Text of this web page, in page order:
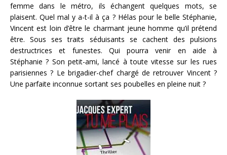
femme dans le métro, ils échangent quelques mots, se
plaisent. Quel mal y a-t-il à ça ? Hélas pour le belle Stéphanie,
Vincent est loin d’être le charmant jeune homme qu’il prétend
être. Sous ses traits séduisants se cachent des pulsions
destructrices et funestes. Qui pourra venir en aide à
Stéphanie ? Son petit-ami, lancé à toute vitesse sur les rues
parisiennes ? Le brigadier-chef chargé de retrouver Vincent ?
Une parfaite inconnue sortant ses poubelles en pleine nuit ?